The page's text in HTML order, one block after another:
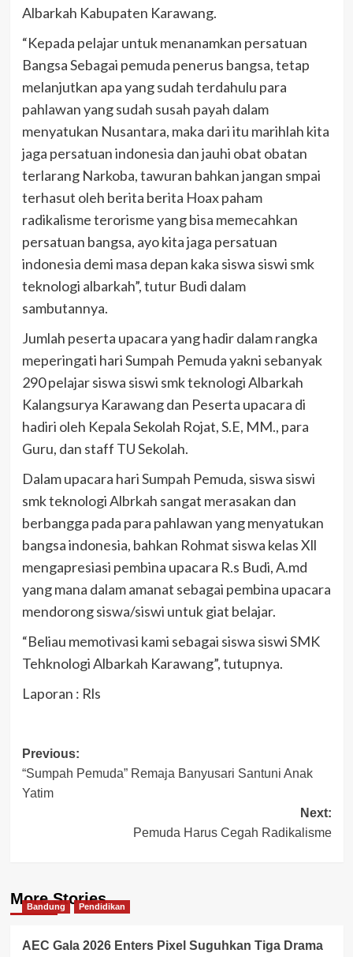
Albarkah Kabupaten Karawang.
“Kepada pelajar untuk menanamkan persatuan
Bangsa Sebagai pemuda penerus bangsa, tetap
melanjutkan apa yang sudah terdahulu para
pahlawan yang sudah susah payah dalam
menyatukan Nusantara, maka dari itu marihlah kita
jaga persatuan indonesia dan jauhi obat obatan
terlarang Narkoba, tawuran bahkan jangan smpai
terhasut oleh berita berita Hoax paham
radikalisme terorisme yang bisa memecahkan
persatuan bangsa, ayo kita jaga persatuan
indonesia demi masa depan kaka siswa siswi smk
teknologi albarkah”, tutur Budi dalam
sambutannya.
Jumlah peserta upacara yang hadir dalam rangka
meperingati hari Sumpah Pemuda yakni sebanyak
290 pelajar siswa siswi smk teknologi Albarkah
Kalangsurya Karawang dan Peserta upacara di
hadiri oleh Kepala Sekolah Rojat, S.E, MM., para
Guru, dan staff TU Sekolah.
Dalam upacara hari Sumpah Pemuda, siswa siswi
smk teknologi Albrkah sangat merasakan dan
berbangga pada para pahlawan yang menyatukan
bangsa indonesia, bahkan Rohmat siswa kelas Xll
mengapresiasi pembina upacara R.s Budi, A.md
yang mana dalam amanat sebagai pembina upacara
mendorong siswa/siswi untuk giat belajar.
“Beliau memotivasi kami sebagai siswa siswi SMK
Tehknologi Albarkah Karawang”, tutupnya.
Laporan : Rls
Post
navigation
Previous:
“Sumpah Pemuda” Remaja Banyusari Santuni Anak
Yatim
Next:
Pemuda Harus Cegah Radikalisme
More Stories
Bandung Pendidikan
AEC Gala 2026 Enters Pixel Suguhkan Tiga Drama